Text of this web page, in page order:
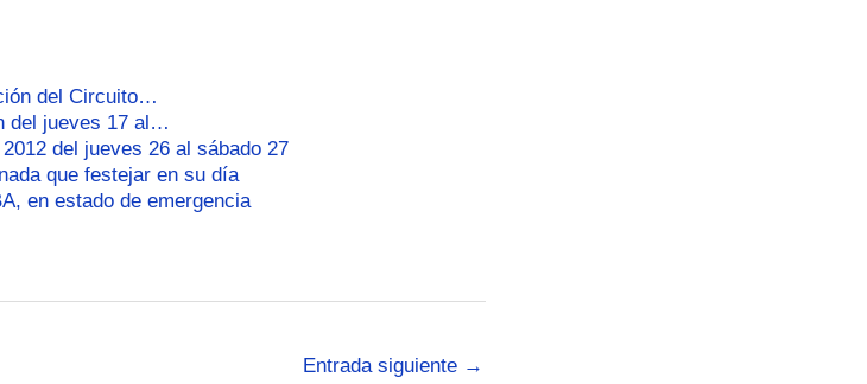
del Circuito…
del jueves 17 al…
del jueves 26 al sábado 27
que festejar en su día
en estado de emergencia
Entrada siguiente →